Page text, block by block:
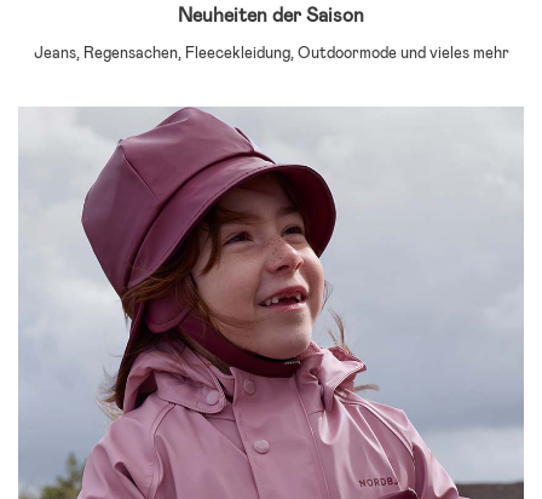
Neuheiten der Saison
Jeans, Regensachen, Fleecekleidung, Outdoormode und vieles mehr